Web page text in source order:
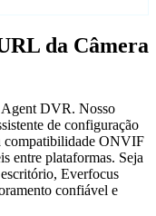
da Câmera
Agent DVR. Nosso
de configuração
compatibilidade ONVIF
entre plataformas. Seja
Everfocus
confiável e